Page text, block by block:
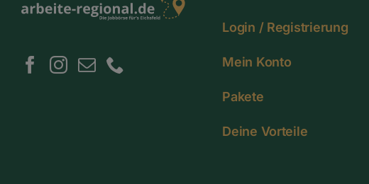
Login / Registrierung
Mein Konto
Pakete
Deine Vorteile